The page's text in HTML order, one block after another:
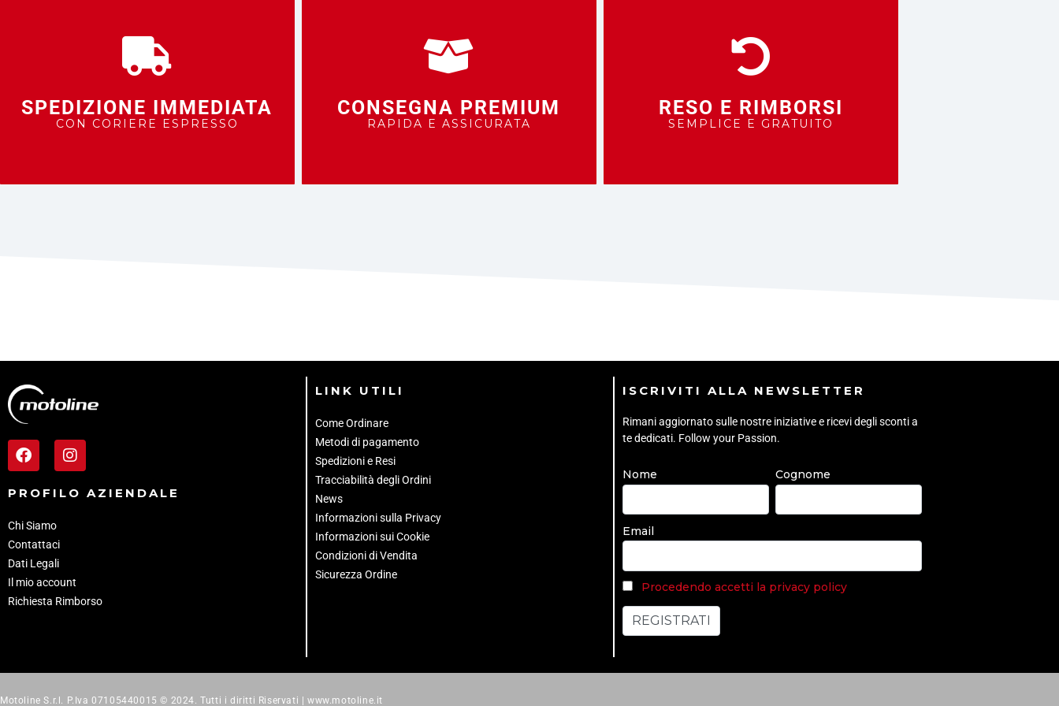
SPEDIZIONE IMMEDIATA
CON CORIERE ESPRESSO
CONSEGNA PREMIUM
RAPIDA E ASSICURATA
RESO E RIMBORSI
SEMPLICE E GRATUITO
PROFILO AZIENDALE
Chi Siamo
Contattaci
Dati Legali
Il mio account
Richiesta Rimborso
LINK UTILI
Come Ordinare
Metodi di pagamento
Spedizioni e Resi
Tracciabilità degli Ordini
News
Informazioni sulla Privacy
Informazioni sui Cookie
Condizioni di Vendita
Sicurezza Ordine
ISCRIVITI ALLA NEWSLETTER
Rimani aggiornato sulle nostre iniziative e ricevi degli sconti a
te dedicati. Follow your Passion.
Nome Cognome
Email
Procedendo accetti la privacy policy
Motoline S.r.l. P.Iva 07105440015 © 2024. Tutti i diritti Riservati | www.motoline.it